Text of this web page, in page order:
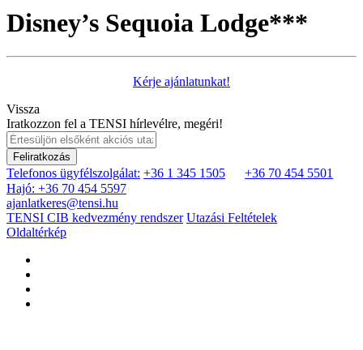
Disney’s Sequoia Lodge***
Kérje ajánlatunkat!
Vissza
Iratkozzon fel a TENSI hírlevélre, megéri!
Feliratkozás
Telefonos ügyfélszolgálat: +36 1 345 1505
+36 70 454 5501
Hajó: +36 70 454 5597
ajanlatkeres@tensi.hu
TENSI CIB kedvezmény rendszer Utazási Feltételek
Oldaltérkép